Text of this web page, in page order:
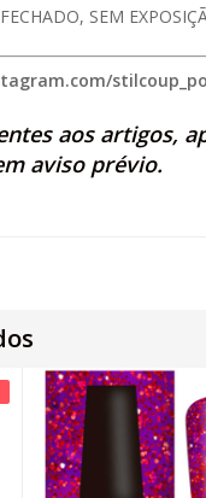
SEM
aos artigos,
aviso prévio.